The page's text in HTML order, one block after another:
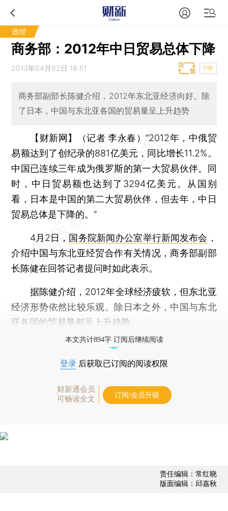
政经
商务部：2012年中日贸易总体下降
2013年04月02日 18:51 T中
商务部副部长陈健介绍，2012年东北亚经济向好。除
了日本，中国与东北亚各国的贸易量呈上升趋势
【财新网】（记者 李永春）“2012年，中俄贸
易额达到了创纪录的881亿美元，同比增长11.2%。
中国已连续三年成为俄罗斯的第一大贸易伙伴。同
时，中日贸易额也达到了3294亿美元。从国别
看，日本是中国的第二大贸易伙伴，但去年，中日
贸易总体是下降的。”
4月2日， 国务院新闻办公室举行新闻发布会 ，
介绍中国与东北亚经贸合作有关情况，商务部副部
长陈健在回答记者提问时如此表示。
据陈健介绍，2012年全球经济疲软，但东北亚
经济形势依然比较乐观。除日本之外，中国与东北
亚各国的贸易量都呈上升趋势。
本文共计894字 订阅后继续阅读
登录 后获取已订阅的阅读权限
财新通会员
可畅读全文
订阅/会员升级
责任编辑：常红晓
版面编辑：邱嘉秋